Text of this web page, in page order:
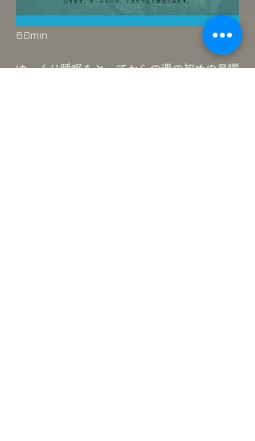
60min
ゆっくり睡眠をとってからの週の初めの月曜